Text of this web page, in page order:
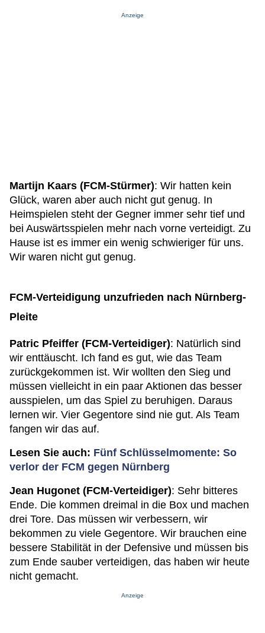
Anzeige
Martijn Kaars (FCM-Stürmer): Wir hatten kein
Glück, waren aber auch nicht gut genug. In
Heimspielen steht der Gegner immer sehr tief und
bei Auswärtsspielen mehr nach vorne verteidigt. Zu
Hause ist es immer ein wenig schwieriger für uns.
Wir waren nicht gut genug.
FCM-Verteidigung unzufrieden nach Nürnberg-
Pleite
Patric Pfeiffer (FCM-Verteidiger): Natürlich sind
wir enttäuscht. Ich fand es gut, wie das Team
zurückgekommen ist. Wir wollten den Sieg und
müssen vielleicht in ein paar Aktionen das besser
ausspielen, um das Spiel zu beruhigen. Daraus
lernen wir. Vier Gegentore sind nie gut. Als Team
fangen wir das auf.
Lesen Sie auch: Fünf Schlüsselmomente: So
verlor der FCM gegen Nürnberg
Jean Hugonet (FCM-Verteidiger): Sehr bitteres
Ende. Die kommen dreimal in die Box und machen
drei Tore. Das müssen wir verbessern, wir
bekommen zu viele Gegentore. Wir brauchen eine
bessere Stabilität in der Defensive und müssen bis
zum Ende sauber verteidigen, das haben wir heute
nicht gemacht.
Anzeige